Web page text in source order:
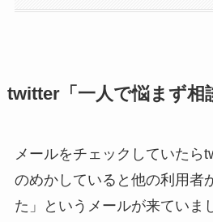
twitter「一人で悩まず相
メールをチェックしていたら
のめかしていると他の利用者
た」というメールが来ていま